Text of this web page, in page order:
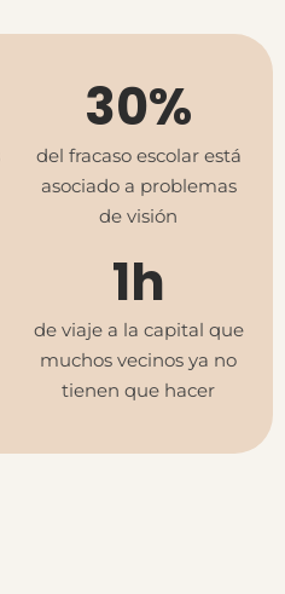
30%
del fracaso escolar está
asociado a problemas
de visión
1h
de viaje a la capital que
muchos vecinos ya no
tienen que hacer